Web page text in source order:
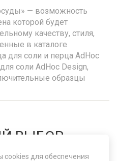
— возможность
которой будет
качеству, стиля,
в каталоге
для соли и перца AdHoc
соли AdHoc Design,
образцы
ВЫБОР
cookies для обеспечения